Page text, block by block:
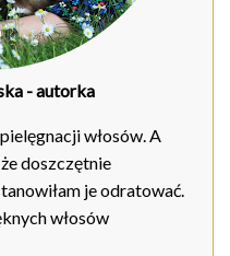
- autorka
włosów. A
doszczętnie
je odratować.
włosów